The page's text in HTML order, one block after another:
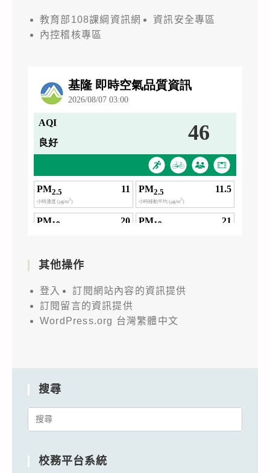
教育部108課綱資訊網
資訊安全專區
內控稽核專區
其他操作
登入
訂閱網站內容的資訊提供
訂閱留言的資訊提供
WordPress.org 台灣繁體中文
搜尋
Search
校務平台系統